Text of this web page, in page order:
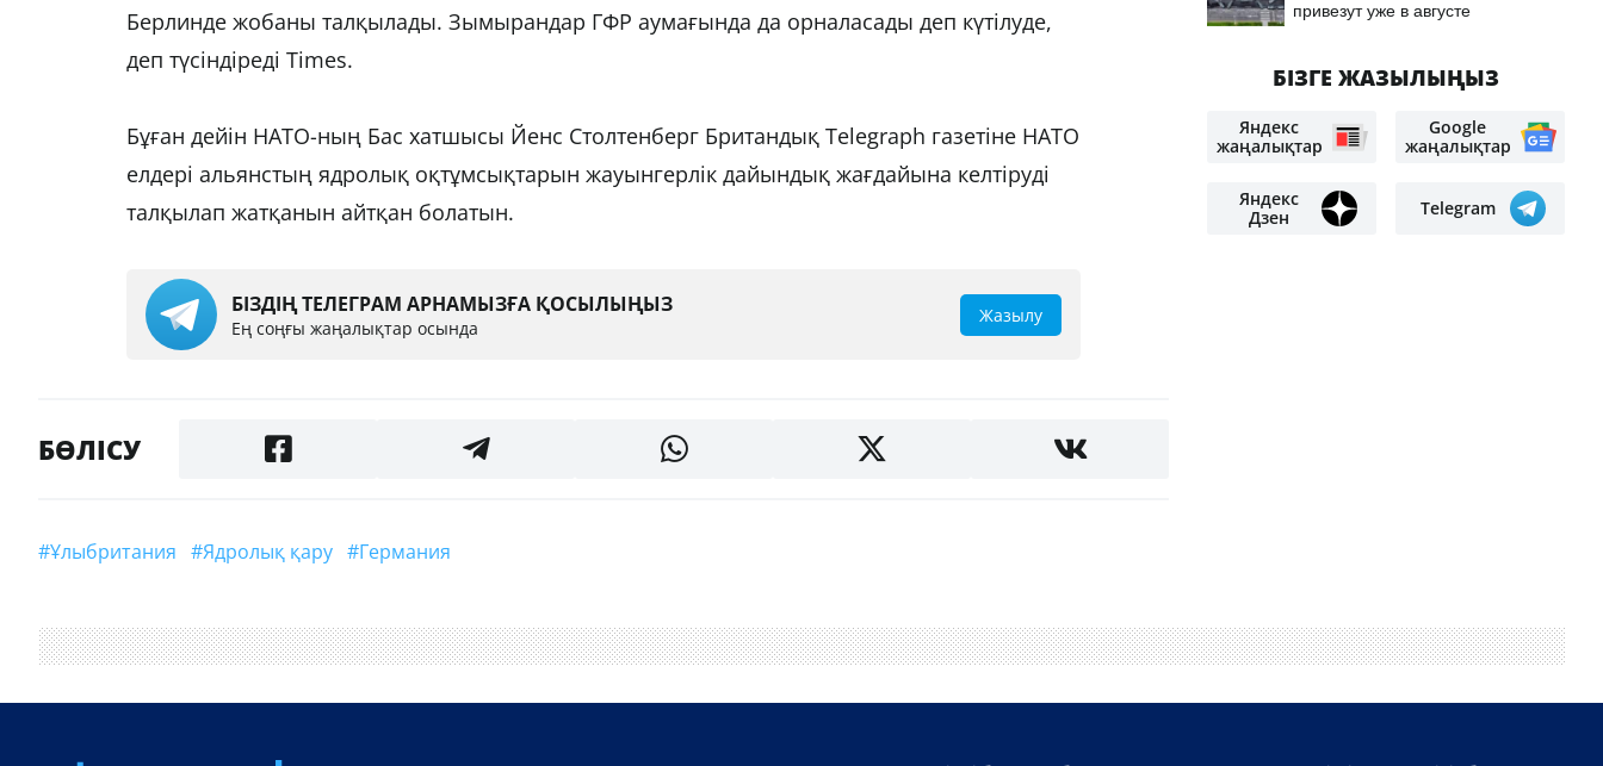
Берлинде жобаны талқылады. Зымырандар ГФР аумағында да орналасады деп күтілуде,
деп түсіндіреді Times.
Бұған дейін НАТО-ның Бас хатшысы Йенс Столтенберг Британдық Telegraph газетіне НАТО
елдері альянстың ядролық оқтұмсықтарын жауынгерлік дайындық жағдайына келтіруді
талқылап жатқанын айтқан болатын.
БІЗДІҢ ТЕЛЕГРАМ АРНАМЫЗҒА ҚОСЫЛЫҢЫЗ
Ең соңғы жаңалықтар осында
Жазылу
БӨЛІСУ
#Ұлыбритания #ядролық қару #Германия
привезут уже в августе
БІЗГЕ ЖАЗЫЛЫҢЫЗ
Яндекс
жаңалықтар
Google
жаңалықтар
Яндекс
Дзен
Telegram